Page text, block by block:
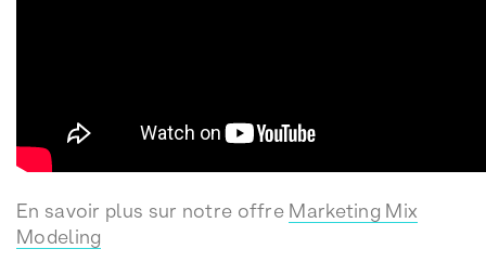
En savoir plus sur notre offre Marketing Mix
Modeling